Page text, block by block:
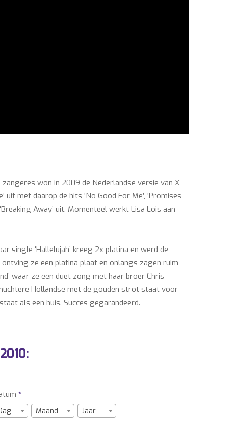
zangeres won in 2009 de Nederlandse versie van X
met daarop de hits ‘No Good For Me’, ‘Promises
Away’ uit. Momenteel werkt Lisa Lois aan
single ‘Hallelujah’ kreeg 2x platina en werd de
ze een platina plaat en onlangs zagen ruim
waar ze een duet zong met haar broer Chris
Hollandse met de gouden strot staat voor
als een huis. Succes gegarandeerd.
van Lisa Lois.
inhuren van Lisa Lois, neem dan gerust contact
over de meest actuele prijs en de eventuele
techniek, optionele verzekering, btw-%).
boekingen van vele andere bekende artiesten,
*
Maand Jaar